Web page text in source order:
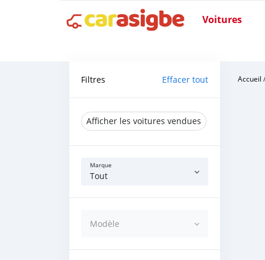
Voitures
Filtres Effacer tout
Afficher les voitures vendues
Marque
Tout
Modèle
Accueil